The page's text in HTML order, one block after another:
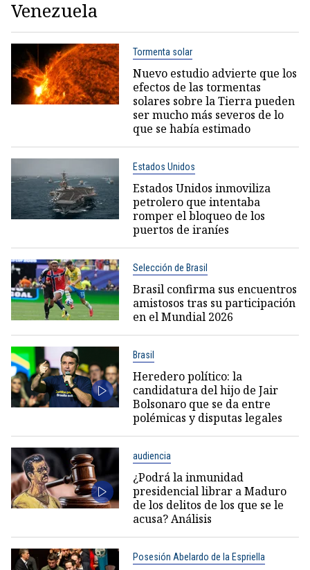
Venezuela
Tormenta solar
Nuevo estudio advierte que los
efectos de las tormentas
solares sobre la Tierra pueden
ser mucho más severos de lo
que se había estimado
Estados Unidos
Estados Unidos inmoviliza
petrolero que intentaba
romper el bloqueo de los
puertos de iraníes
Selección de Brasil
Brasil confirma sus encuentros
amistosos tras su participación
en el Mundial 2026
Brasil
Heredero político: la
candidatura del hijo de Jair
Bolsonaro que se da entre
polémicas y disputas legales
audiencia
¿Podrá la inmunidad
presidencial librar a Maduro
de los delitos de los que se le
acusa? Análisis
Posesión Abelardo de la Espriella